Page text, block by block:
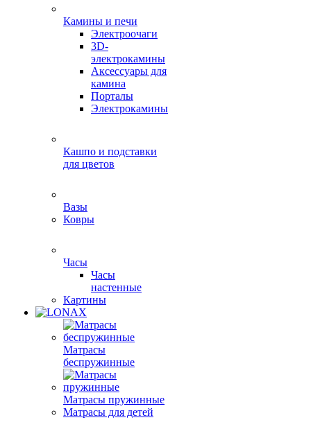
Камины и печи
Электроочаги
3D-
электрокамины
Аксессуары для
камина
Порталы
Электрокамины
Кашпо и подставки
для цветов
Вазы
Ковры
Часы
Часы
настенные
Картины
Матрасы
беспружинные
Матрасы пружинные
Матрасы для детей